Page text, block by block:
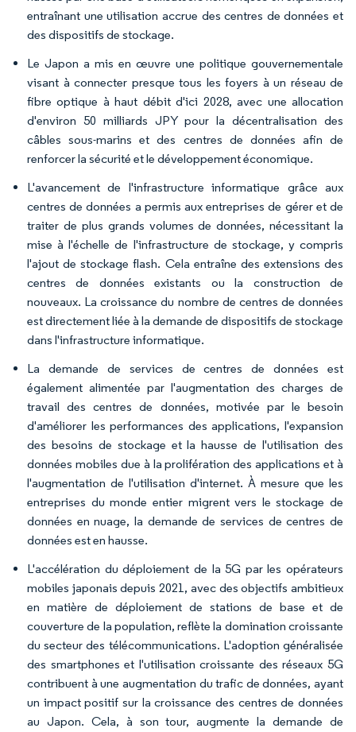
entraînant une utilisation accrue des centres de données et
des dispositifs de stockage.
Le Japon a mis en œuvre une politique gouvernementale
visant à connecter presque tous les foyers à un réseau de
fibre optique à haut débit d'ici 2028, avec une allocation
d'environ 50 milliards JPY pour la décentralisation des
câbles sous-marins et des centres de données afin de
renforcer la sécurité et le développement économique.
L'avancement de l'infrastructure informatique grâce aux
centres de données a permis aux entreprises de gérer et de
traiter de plus grands volumes de données, nécessitant la
mise à l'échelle de l'infrastructure de stockage, y compris
l'ajout de stockage flash. Cela entraîne des extensions des
centres de données existants ou la construction de
nouveaux. La croissance du nombre de centres de données
est directement liée à la demande de dispositifs de stockage
dans l'infrastructure informatique.
La demande de services de centres de données est
également alimentée par l'augmentation des charges de
travail des centres de données, motivée par le besoin
d'améliorer les performances des applications, l'expansion
des besoins de stockage et la hausse de l'utilisation des
données mobiles due à la prolifération des applications et à
l'augmentation de l'utilisation d'internet. À mesure que les
entreprises du monde entier migrent vers le stockage de
données en nuage, la demande de services de centres de
données est en hausse.
L'accélération du déploiement de la 5G par les opérateurs
mobiles japonais depuis 2021, avec des objectifs ambitieux
en matière de déploiement de stations de base et de
couverture de la population, reflète la domination croissante
du secteur des télécommunications. L'adoption généralisée
des smartphones et l'utilisation croissante des réseaux 5G
contribuent à une augmentation du trafic de données, ayant
un impact positif sur la croissance des centres de données
au Japon. Cela, à son tour, augmente la demande de